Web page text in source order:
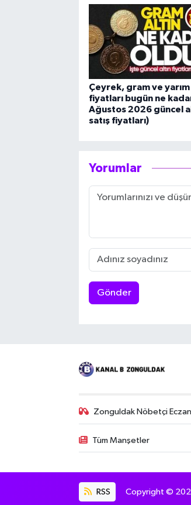
Çeyrek, gram ve yarım
fiyatları bugün ne
Ağustos 2026 güncel
satış fiyatları)
Yorumlar
Gönder
Zonguldak Nöbetçi
Tüm Manşetler
RSS Copyright ©